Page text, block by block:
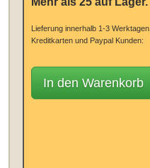
Lieferung innerhalb 1-3 Werktagen.
Kreditkarten und Paypal Kunden:
In den Warenkorb